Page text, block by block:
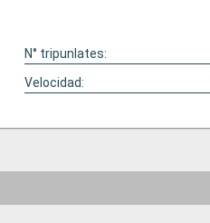
N° tripunlates:
Velocidad: